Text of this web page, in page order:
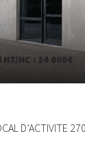
HC : 24 000€
D’ACTIVITE